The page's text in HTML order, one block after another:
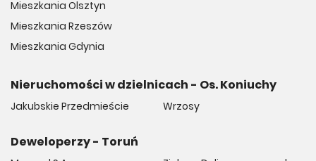
Mieszkania Olsztyn
Mieszkania Rzeszów
Mieszkania Gdynia
Nieruchomości w dzielnicach - Os. Koniuchy
Jakubskie Przedmieście Wrzosy
Deweloperzy - Toruń